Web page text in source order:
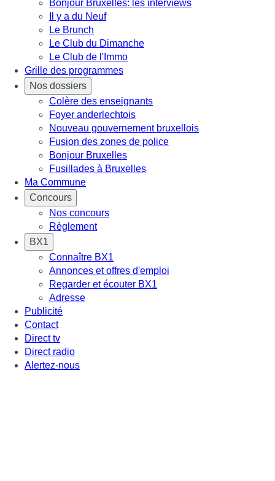
Bonjour Bruxelles: les interviews
Il y a du Neuf
Le Brunch
Le Club du Dimanche
Le Club de l'Immo
Grille des programmes
Nos dossiers
Colère des enseignants
Foyer anderlechtois
Nouveau gouvernement bruxellois
Fusion des zones de police
Bonjour Bruxelles
Fusillades à Bruxelles
Ma Commune
Concours
Nos concours
Règlement
BX1
Connaître BX1
Annonces et offres d'emploi
Regarder et écouter BX1
Adresse
Publicité
Contact
Direct tv
Direct radio
Alertez-nous